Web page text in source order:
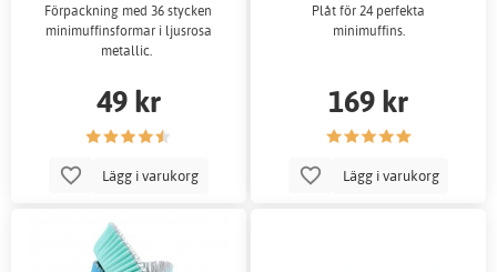
Förpackning med 36 stycken
minimuffinsformar i ljusrosa
metallic.
49 kr
Lägg i varukorg
Plåt för 24 perfekta
minimuffins.
169 kr
Lägg i varukorg